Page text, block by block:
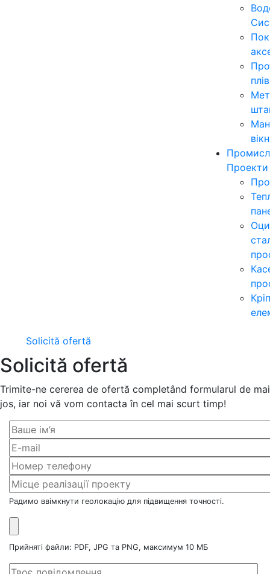
Проекти
Solicită ofertă
Solicită ofertă
Trimite-ne cererea de ofertă completând formularul de mai
jos, iar noi vă vom contacta în cel mai scurt timp!
Радимо ввімкнути геолокацію для підвищення точності.
Прийняті файли: PDF, JPG та PNG, максимум 10 МБ